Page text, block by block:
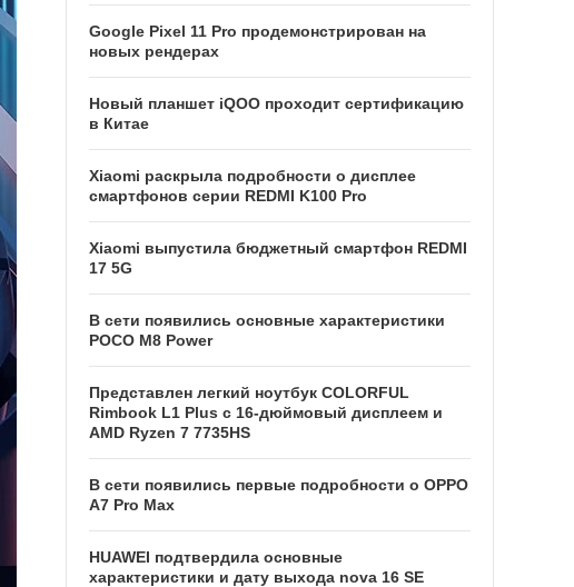
Google Pixel 11 Pro продемонстрирован на
новых рендерах
Новый планшет iQOO проходит сертификацию
в Китае
Xiaomi раскрыла подробности о дисплее
смартфонов серии REDMI K100 Pro
Xiaomi выпустила бюджетный смартфон REDMI
17 5G
В сети появились основные характеристики
POCO M8 Power
Представлен легкий ноутбук COLORFUL
Rimbook L1 Plus с 16-дюймовый дисплеем и
AMD Ryzen 7 7735HS
В сети появились первые подробности о OPPO
A7 Pro Max
HUAWEI подтвердила основные
характеристики и дату выхода nova 16 SE